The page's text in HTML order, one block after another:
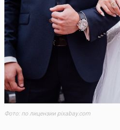
Фото: по лицензии pixabay.com